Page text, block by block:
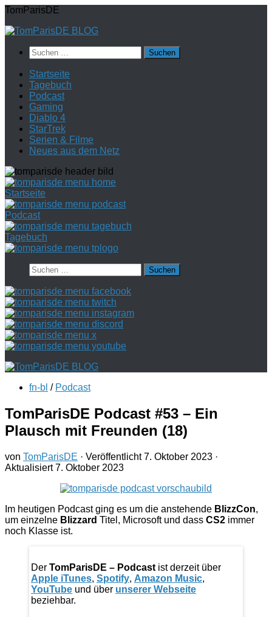
Zum
springen
TomParisDE
Suchen
nach:
Startseite
Tagebuch
Podcast
Gaming
Diablo 4
StarTrek
Serien & Filme
Neues aus dem Netz
Startseite
Podcast
Tagebuch
Suchen
nach:
fn-bl / Podcast
TomParisDE Podcast #53 – Ein
Plausch mit Freunden (18)
von TomParisDE · Veröffentlicht7. Oktober 2023 ·
Aktualisiert7. Oktober 2023
Im heutigen Podcast ging es um die anstehende BlizzCon,
um einzelne Blizzard Titel, Microsoft und dass CS2 immer
noch Klasse ist.
Der TomParisDE – Podcast ist derzeit über
Apple iTunes, Spotify, Amazon Music,
YouTube und über unserer Webseite
beziehbar.